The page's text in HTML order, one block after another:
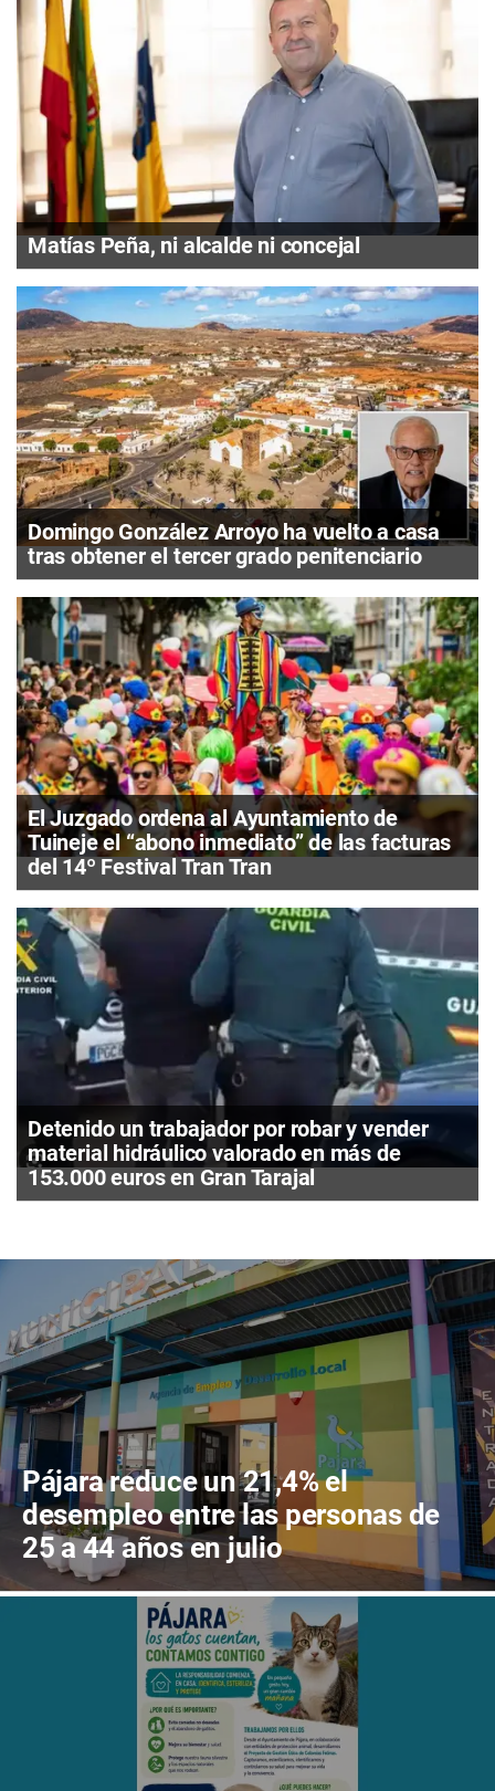
Matías Peña, ni alcalde ni concejal
Domingo González Arroyo ha vuelto a casa
tras obtener el tercer grado penitenciario
El Juzgado ordena al Ayuntamiento de
Tuineje el “abono inmediato” de las facturas
del 14º Festival Tran Tran
Detenido un trabajador por robar y vender
material hidráulico valorado en más de
153.000 euros en Gran Tarajal
Pájara reduce un 21,4% el
desempleo entre las personas de
25 a 44 años en julio